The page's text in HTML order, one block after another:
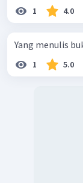
1 4.0
Yang menulis
1 5.0